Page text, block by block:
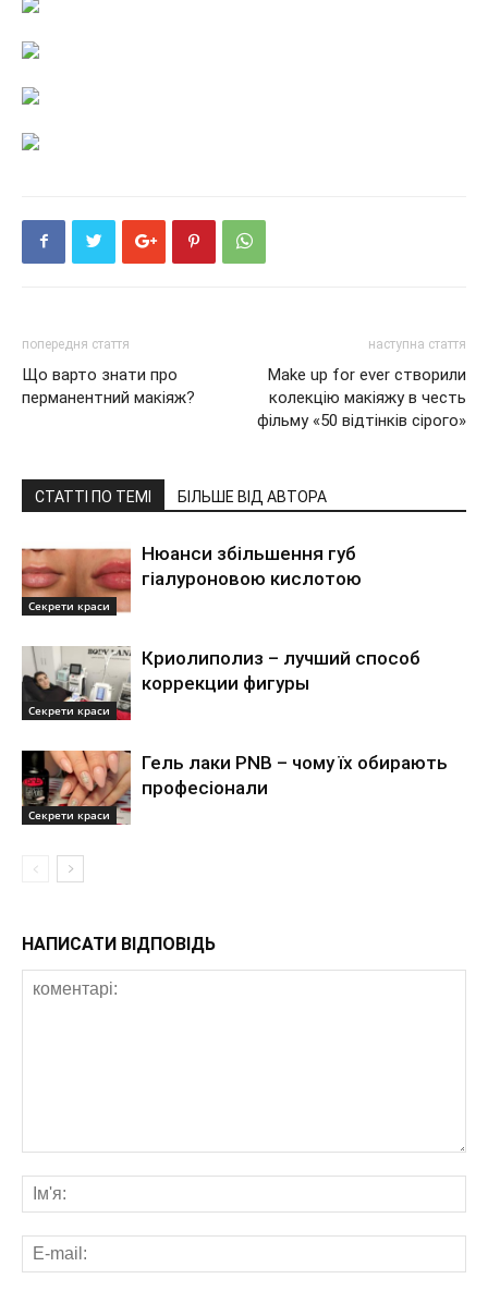
попередня стаття
Що варто знати про
перманентний макіяж?
наступна стаття
Make up for ever створили
колекцію макіяжу в честь
фільму «50 відтінків сірого»
СТАТТІ ПО ТЕМІ БІЛЬШЕ ВІД АВТОРА
Секрети краси
Нюанси збільшення губ
гіалуроновою кислотою
Секрети краси
Криолиполиз – лучший способ
коррекции фигуры
Секрети краси
Гель лаки PNB – чому їх обирають
професіонали
НАПИСАТИ ВІДПОВІДЬ